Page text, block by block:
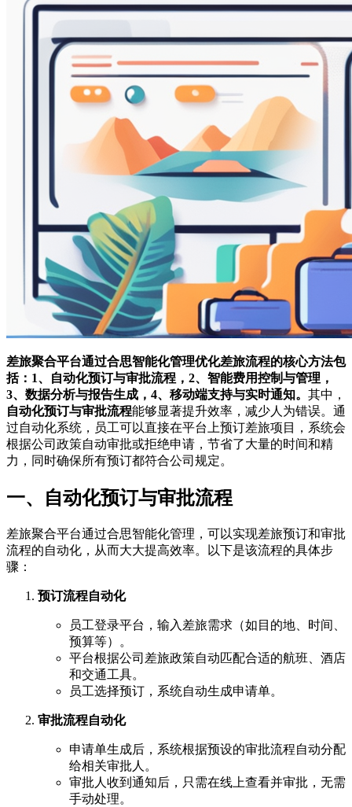
差旅聚合平台通过合思智能化管理优化差旅流程的核心方法包
括：1、自动化预订与审批流程，2、智能费用控制与管理，
3、数据分析与报告生成，4、移动端支持与实时通知。 其中，
自动化预订与审批流程能够显著提升效率，减少人为错误。通
过自动化系统，员工可以直接在平台上预订差旅项目，系统会
根据公司政策自动审批或拒绝申请，节省了大量的时间和精
力，同时确保所有预订都符合公司规定。
一、自动化预订与审批流程
差旅聚合平台通过合思智能化管理，可以实现差旅预订和审批
流程的自动化，从而大大提高效率。以下是该流程的具体步
骤：
预订流程自动化
员工登录平台，输入差旅需求（如目的地、时间、
预算等）。
平台根据公司差旅政策自动匹配合适的航班、酒店
和交通工具。
员工选择预订，系统自动生成申请单。
审批流程自动化
申请单生成后，系统根据预设的审批流程自动分配
给相关审批人。
审批人收到通知后，只需在线上查看并审批，无需
手动处理。